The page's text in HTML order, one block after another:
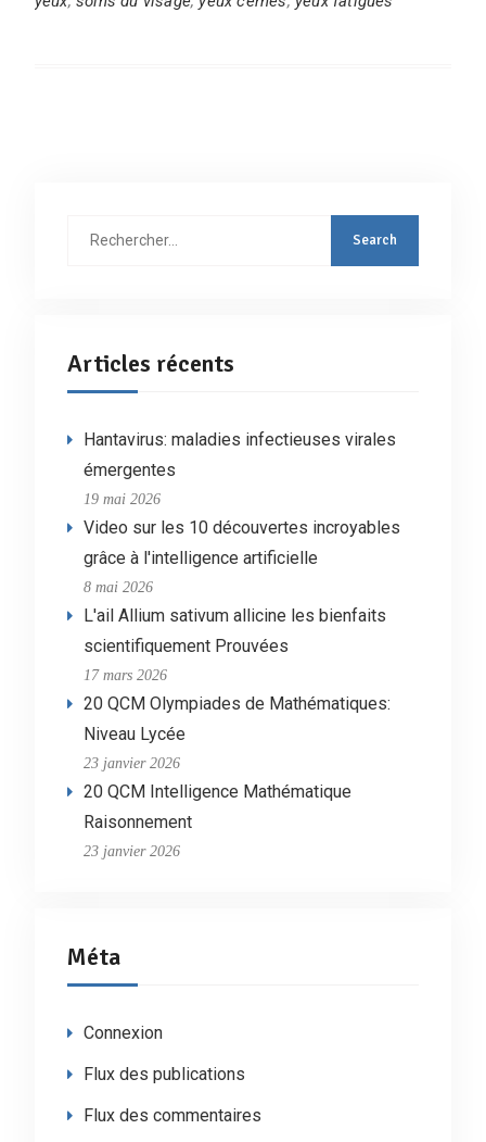
Articles récents
Hantavirus: maladies infectieuses virales
émergentes
19 mai 2026
Video sur les 10 découvertes incroyables
grâce à l'intelligence artificielle
8 mai 2026
L'ail Allium sativum allicine les bienfaits
scientifiquement Prouvées
17 mars 2026
20 QCM Olympiades de Mathématiques:
Niveau Lycée
23 janvier 2026
20 QCM Intelligence Mathématique
Raisonnement
23 janvier 2026
Méta
Connexion
Flux des publications
Flux des commentaires